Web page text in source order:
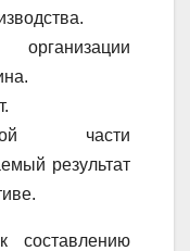
части
результат
составлению